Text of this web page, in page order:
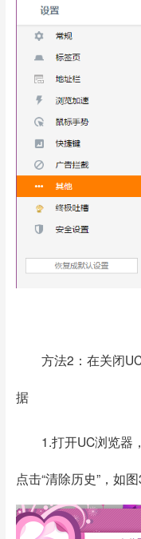
方法2：在关闭UC
据
1.打开UC浏览器，
点击“清除历史”，如